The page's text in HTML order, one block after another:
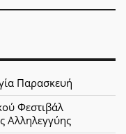
Παρασκευή
Φεστιβάλ
Αλληλεγγύης